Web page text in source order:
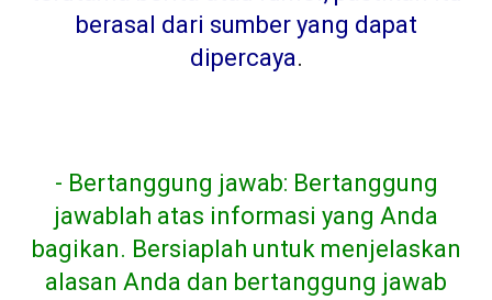
berasal dari sumber yang dapat
dipercaya.
- Bertanggung jawab: Bertanggung
jawablah atas informasi yang Anda
bagikan. Bersiaplah untuk menjelaskan
alasan Anda dan bertanggung jawab